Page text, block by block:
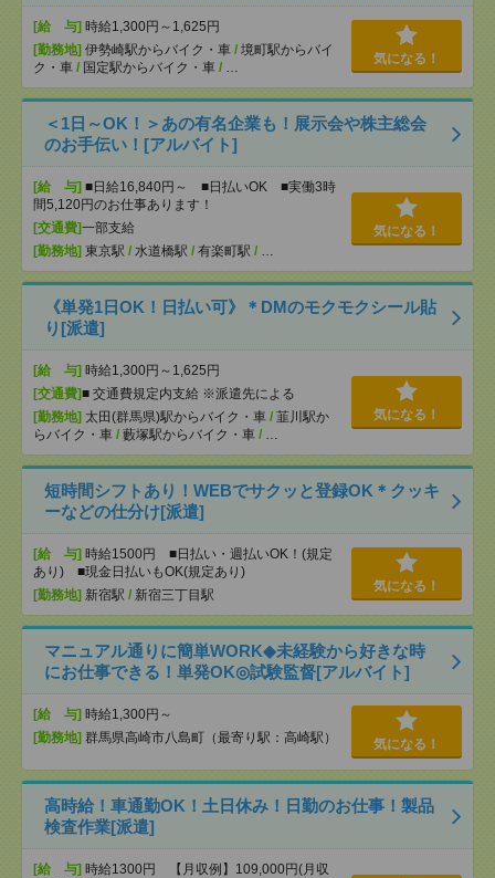
[給 与] 時給1,300円～1,625円
[勤務地] 伊勢崎駅からバイク・車 / 境町駅からバイ
ク・車 / 国定駅からバイク・車 / …
気になる！
＜1日～OK！＞あの有名企業も！展示会や株主総会
のお手伝い！[アルバイト]
[給 与] ■日給16,840円～ ■日払いOK ■実働3時
間5,120円のお仕事あります！
[交通費]一部支給
[勤務地] 東京駅 / 水道橋駅 / 有楽町駅 / …
気になる！
《単発1日OK！日払い可》＊DMのモクモクシール貼
り[派遣]
[給 与] 時給1,300円～1,625円
[交通費]■ 交通費規定内支給 ※派遣先による
[勤務地] 太田(群馬県)駅からバイク・車 / 韮川駅か
らバイク・車 / 藪塚駅からバイク・車 / …
気になる！
短時間シフトあり！WEBでサクッと登録OK＊クッキ
ーなどの仕分け[派遣]
[給 与] 時給1500円 ■日払い・週払いOK！(規定
あり) ■現金日払いもOK(規定あり)
[勤務地] 新宿駅 / 新宿三丁目駅
気になる！
マニュアル通りに簡単WORK◆未経験から好きな時
にお仕事できる！単発OK◎試験監督[アルバイト]
[給 与] 時給1,300円～
[勤務地] 群馬県高崎市八島町（最寄り駅：高崎駅） 気になる！
高時給！車通勤OK！土日休み！日勤のお仕事！製品
検査作業[派遣]
[給 与] 時給1300円 【月収例】109,000円(月収